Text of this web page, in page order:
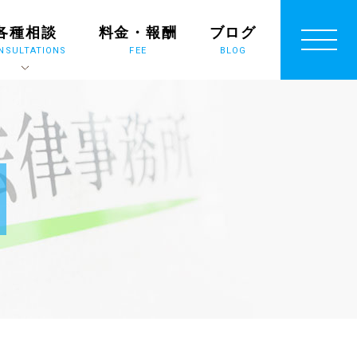
種相談 料金・報酬
FEE
ブログ
BLOG